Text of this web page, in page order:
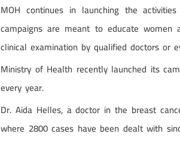
MOH continues in launching the
campaigns are meant to educate
clinical examination by qualified doctors or
Ministry of Health recently launched its
every year.
Dr. Aida Helles, a doctor in the breast
where 2800 cases have been dealt with